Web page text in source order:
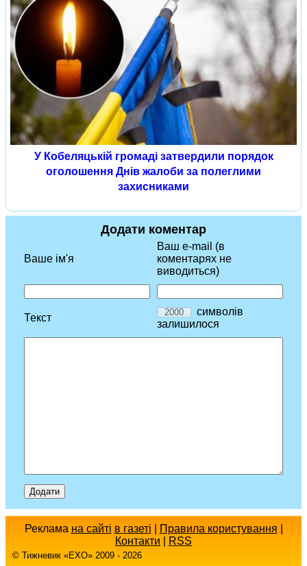
У Кобеляцькій громаді затвердили порядок
оголошення Днів жалоби за полеглими
захисниками
Додати коментар
Ваше ім'я
Ваш e-mail (в
коментарях не
виводиться)
Текст
символів
залишилося
Реклама на сайті в газеті Правила користування
Контакти
RSS
© Тижневик «EХO» 2009 - 2026